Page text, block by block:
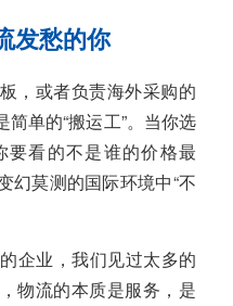
发愁的你
，或者负责海外采购的
单的“搬运工”。当你选
看的不是谁的价格最
幻莫测的国际环境中“不
企业，我们见过太多的
物流的本质是服务，是